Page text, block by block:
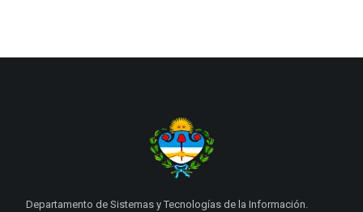
Departamento de Sistemas y Tecnologías de la Información.